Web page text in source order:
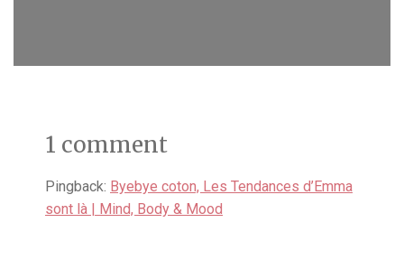
1 comment
Pingback: Byebye coton, Les Tendances d’Emma
sont là | Mind, Body & Mood